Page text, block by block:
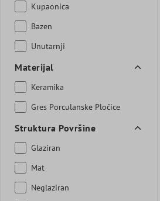
Kupaonica
Bazen
Unutarnji
Materijal
Keramika
Gres Porculanske Pločice
Struktura Površine
Glaziran
Mat
Neglaziran